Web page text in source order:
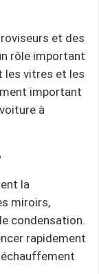
et des
rôle important
les vitres et les
important
à
la
miroirs,
condensation.
rapidement
échauffement